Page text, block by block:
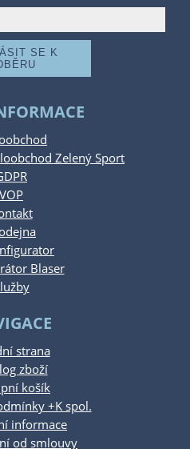
Zelený Sport
VOP
Blaser
strana
zboží
košík
+K spol.
informace
od smlouvy